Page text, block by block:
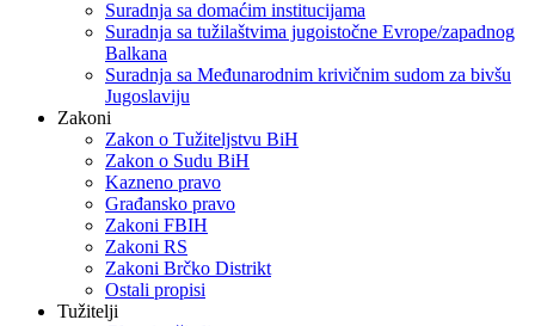
Suradnja sa domaćim institucijama
Suradnja sa tužilaštvima jugoistočne Evrope/zapadnog
Balkana
Suradnja sa Međunarodnim krivičnim sudom za bivšu
Jugoslaviju
Zakoni
Zakon o Тužiteljstvu BiH
Zakon o Sudu BiH
Kazneno pravo
Građansko pravo
Zakoni FBIH
Zakoni RS
Zakoni Brčko Distrikt
Ostali propisi
Tužitelji